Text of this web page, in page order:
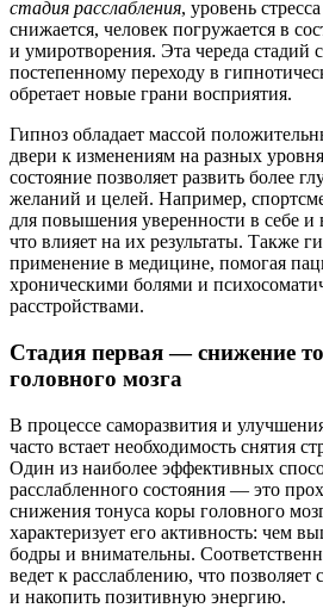
стадия расслабления, уровень
снижается, человек погружается в
и умиротворения. Эта череда стадий
постепенному переходу в
обретает новые грани восприятия.
Гипноз обладает массой
двери к изменениям на разных
состояние позволяет развить более
желаний и целей. Например,
для повышения уверенности в себе и
что влияет на их результаты. Также
применение в медицине, помогая
хроническими болями и
расстройствами.
Стадия первая — снижение
головного мозга
В процессе саморазвития и
часто встает необходимость снятия
Один из наиболее эффективных
расслабленного состояния — это
снижения тонуса коры головного
характеризует его активность: чем
бодры и внимательны.
ведет к расслаблению, что позволяет
и накопить позитивную энергию.